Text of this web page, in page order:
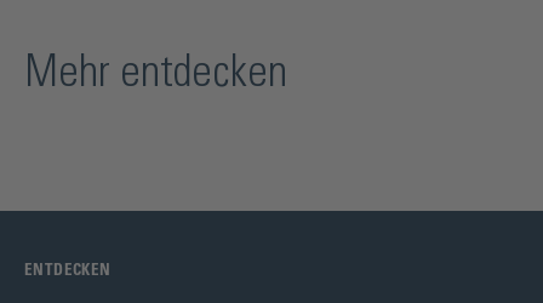
Mehr entdecken
ENTDECKEN